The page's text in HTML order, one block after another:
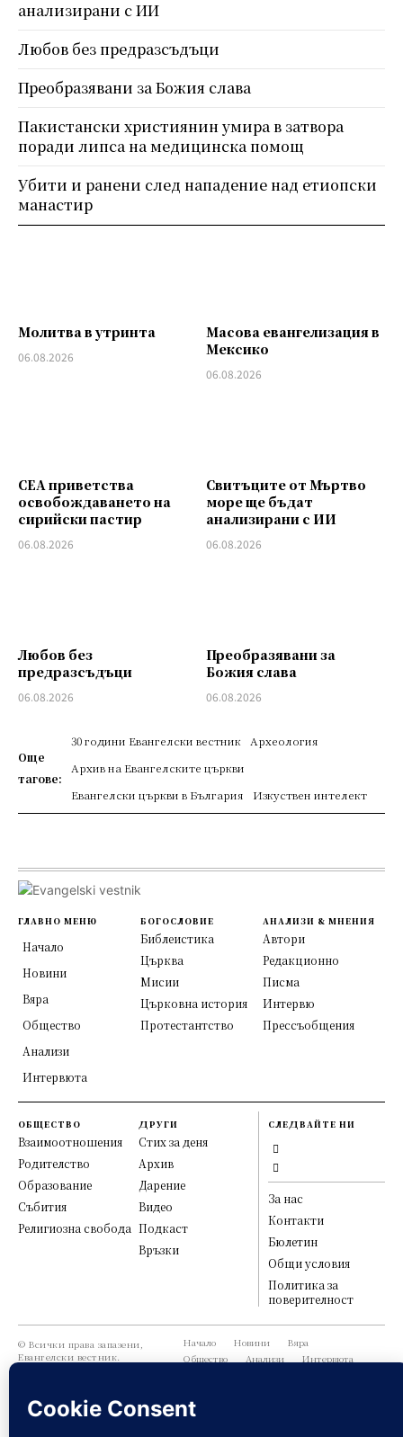
Молитва в утринта
06.08.2026
Масова евангелизация в
Мексико
06.08.2026
СЕА приветства
освобождаването на
сирийски пастир
06.08.2026
Свитъците от Мъртво
море ще бъдат
анализирани с ИИ
06.08.2026
Любов без
предразсъдъци
06.08.2026
Преобразявани за
Божия слава
06.08.2026
Още
тагове:
30 години Евангелски вестник
Археология
Архив на Евангелските църкви
Евангелски църкви в България
Изкуствен интелект
анализирани с ИИ
Любов без предразсъдъци
Преобразявани за Божия слава
Пакистански християнин умира в затвора
поради липса на медицинска помощ
Убити и ранени след нападение над етиопски
манастир
ГЛАВНО МЕНЮ
Начало
Новини
Вяра
Общество
Анализи
Интервюта
БОГОСЛОВИЕ
Библеистика
Църква
Мисии
Църковна история
Протестантство
АНАЛИЗИ & МНЕНИЯ
Автори
Редакционно
Писма
Интервю
Прессъобщения
ОБЩЕСТВО
Взаимоотношения
Родителство
Образование
Събития
Религиозна свобода
ДРУГИ
Стих за деня
Архив
Дарение
Видео
Подкаст
Връзки
СЛЕДВАЙТЕ НИ
За нас
Контакти
Бюлетин
Общи условия
Политика за
поверителност
© Всички права запазени,
Евангелски вестник.
Начало Новини
Вяра
Общество
Анализи Интервюта